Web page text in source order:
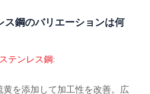
鋼のバリエーションは何
テンレス鋼:
黄を添加して加工性を改善。広